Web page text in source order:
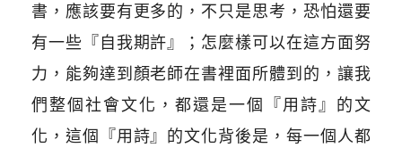
書，應該要有更多的，不只是思考，恐怕還要
有一些『自我期許』；怎麼樣可以在這方面努
力，能夠達到顏老師在書裡面所體到的，讓我
們整個社會文化，都還是一個『用詩』的文
化，這個『用詩』的文化背後是，每一個人都